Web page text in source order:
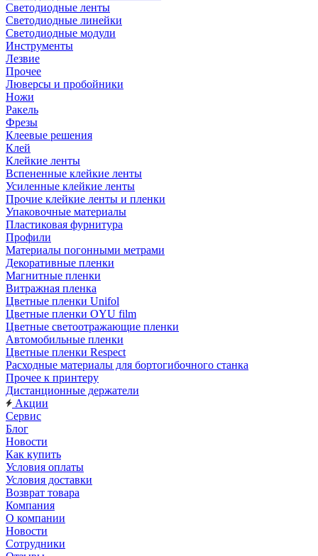
Светодиодные ленты
Светодиодные линейки
Светодиодные модули
Инструменты
Лезвие
Прочее
Люверсы и пробойники
Ножи
Ракель
Фрезы
Клеевые решения
Клей
Клейкие ленты
Вспененные клейкие ленты
Усиленные клейкие ленты
Прочие клейкие ленты и пленки
Упаковочные материалы
Пластиковая фурнитура
Профили
Материалы погонными метрами
Декоративные пленки
Магнитные пленки
Витражная пленка
Цветные пленки Unifol
Цветные пленки OYU film
Цветные светоотражающие пленки
Автомобильные пленки
Цветные пленки Respect
Расходные материалы для бортогибочного станка
Прочее к принтеру
Дистанционные держатели
Акции
Сервис
Блог
Новости
Как купить
Условия оплаты
Условия доставки
Возврат товара
Компания
О компании
Новости
Сотрудники